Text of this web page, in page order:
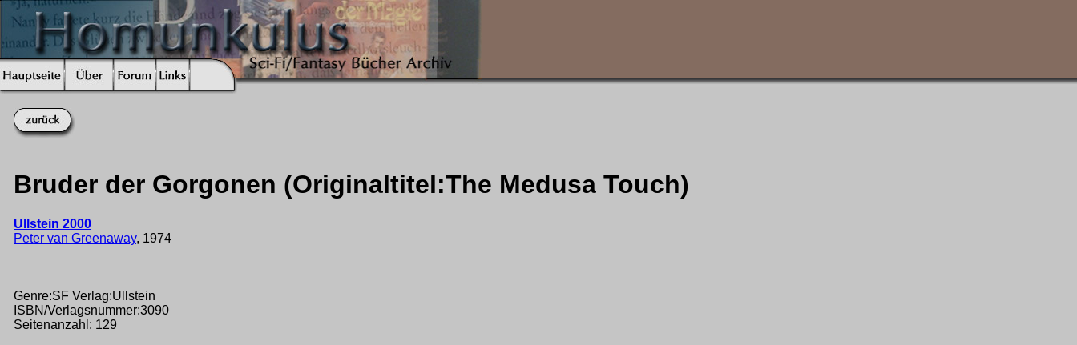
Bruder der Gorgonen (Originaltitel:The Medusa Touch)
Ullstein 2000
Peter van Greenaway, 1974
Genre:SF Verlag:Ullstein
ISBN/Verlagsnummer:3090
Seitenanzahl: 129